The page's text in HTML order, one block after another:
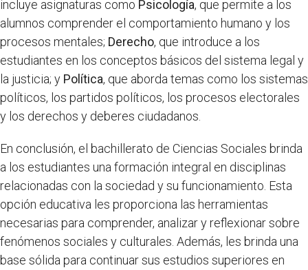
incluye asignaturas como Psicología, que permite a los
alumnos comprender el comportamiento humano y los
procesos mentales; Derecho, que introduce a los
estudiantes en los conceptos básicos del sistema legal y
la justicia; y Política, que aborda temas como los sistemas
políticos, los partidos políticos, los procesos electorales
y los derechos y deberes ciudadanos.
En conclusión, el bachillerato de Ciencias Sociales brinda
a los estudiantes una formación integral en disciplinas
relacionadas con la sociedad y su funcionamiento. Esta
opción educativa les proporciona las herramientas
necesarias para comprender, analizar y reflexionar sobre
fenómenos sociales y culturales. Además, les brinda una
base sólida para continuar sus estudios superiores en